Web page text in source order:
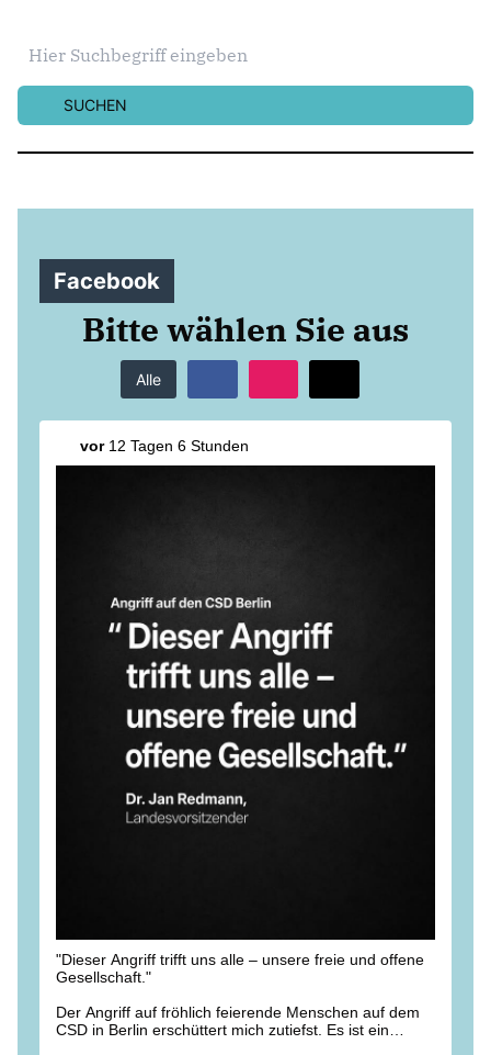
SUCHEN
Facebook
Bitte wählen Sie aus
Alle
vor12 Tagen 6 Stunden
"Dieser Angriff trifft uns alle – unsere freie und offene
Gesellschaft."
Der Angriff auf fröhlich feierende Menschen auf dem
CSD in Berlin erschüttert mich zutiefst. Es ist ein